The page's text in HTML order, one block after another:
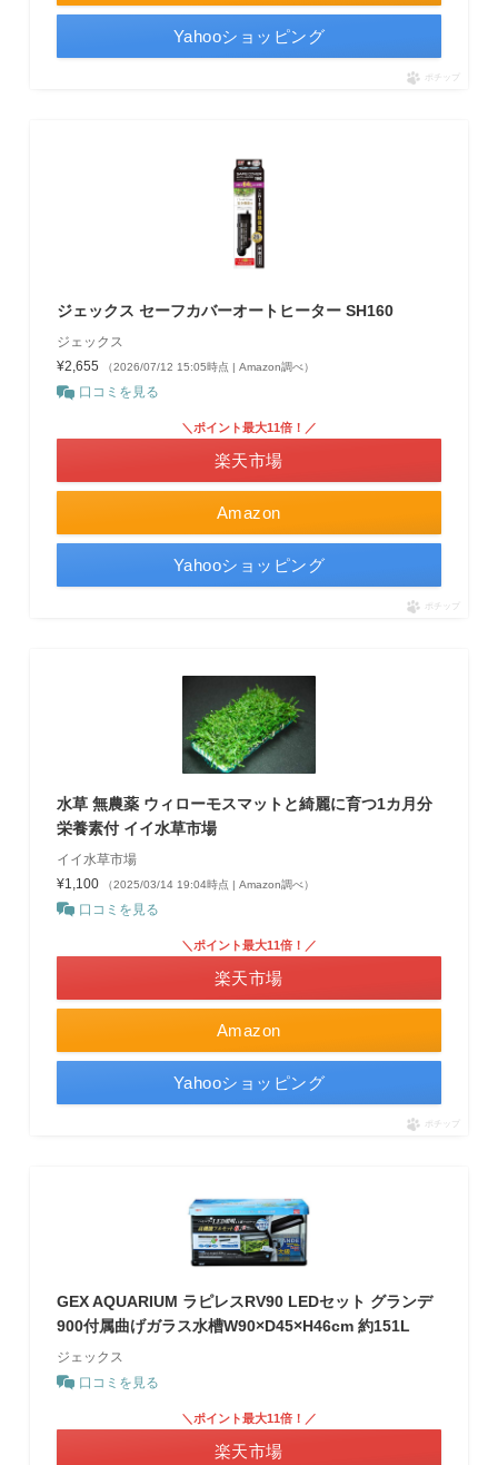
Yahooショッピング
ポチップ
ジェックス セーフカバーオートヒーター SH160
ジェックス
¥2,655
（2026/07/12 15:05時点 | Amazon調べ）
口コミを見る
Amazon
＼ポイント最大11倍！／
楽天市場
Yahooショッピング
ポチップ
水草 無農薬 ウィローモスマットと綺麗に育つ1カ月分
栄養素付 イイ水草市場
イイ水草市場
¥1,100
（2025/03/14 19:04時点 | Amazon調べ）
口コミを見る
Amazon
＼ポイント最大11倍！／
楽天市場
Yahooショッピング
ポチップ
GEX AQUARIUM ラピレスRV90 LEDセット グランデ
900付属曲げガラス水槽W90×D45×H46cm 約151L
ジェックス
口コミを見る
＼ポイント最大11倍！／
楽天市場